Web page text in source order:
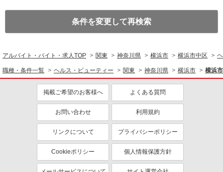
条件を変更して再検索
アルバイト・バイト・求人TOP 関東 神奈川県 横浜市 横浜市中区
職種・条件一覧 ヘルス・ビューティー 関東 神奈川県 横浜市 横浜
掲載ご希望のお客様へ よくある質問
お問い合わせ 利用規約
リンクについて プライバシーポリシー
Cookieポリシー 個人情報保護方針